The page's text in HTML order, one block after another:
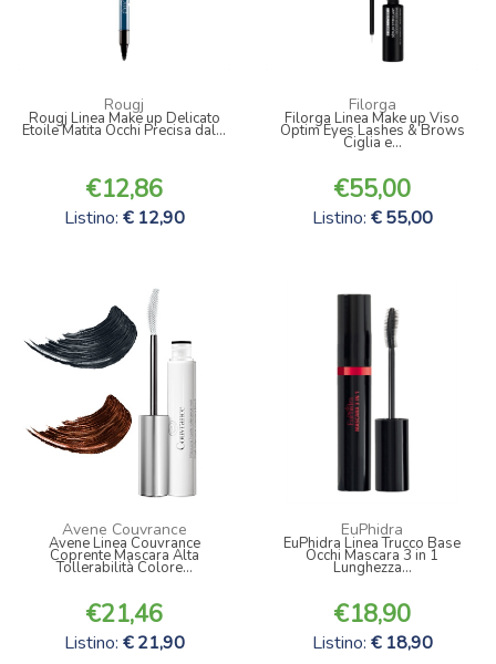
Rougj
Rougj Linea Make up Delicato
Etoile Matita Occhi Precisa dal...
12,86
Listino: 12,90
Filorga
Filorga Linea Make up Viso
Optim Eyes Lashes & Brows
Ciglia e...
55,00
Listino: 55,00
Avene Couvrance
Avene Linea Couvrance
Coprente Mascara Alta
Tollerabilità Colore...
21,46
Listino: 21,90
EuPhidra
EuPhidra Linea Trucco Base
Occhi Mascara 3 in 1
Lunghezza...
18,90
Listino: 18,90